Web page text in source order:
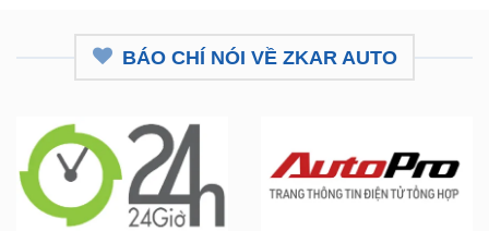
BÁO CHÍ NÓI VỀ ZKAR AUTO